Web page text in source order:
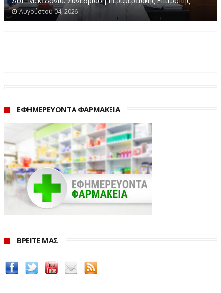
Αυγούστου 04, 2026
ΕΦΗΜΕΡΕΥΟΝΤΑ ΦΑΡΜΑΚΕΙΑ
ΒΡΕΙΤΕ ΜΑΣ